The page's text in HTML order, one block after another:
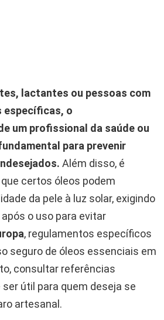
lactantes ou pessoas com
específicas, o
um profissional da saúde ou
para prevenir
Além disso, é
certos óleos podem
da pele à luz solar, exigindo
o uso para evitar
, regulamentos específicos
seguro de óleos essenciais em
consultar referências
útil para quem deseja se
artesanal.